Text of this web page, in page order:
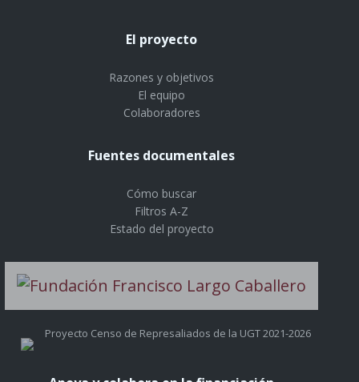
El proyecto
Razones y objetivos
El equipo
Colaboradores
Fuentes documentales
Cómo buscar
Filtros A-Z
Estado del proyecto
Proyecto Censo de Represaliados de la UGT 2021-2026